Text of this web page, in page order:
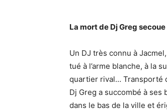
La mort de Dj Greg
Un DJ très connu à
tué à l’arme blanche, à la
quartier rival… Transporté
Dj Greg a succombé à
dans le bas de la ville et